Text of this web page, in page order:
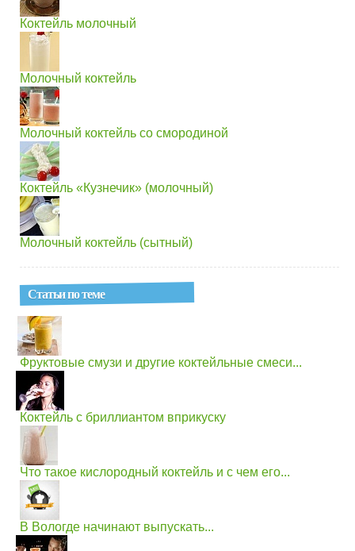
Коктейль молочный
Молочный коктейль
Молочный коктейль со смородиной
Коктейль «Кузнечик» (молочный)
Молочный коктейль (сытный)
Статьи по теме
Фруктовые смузи и другие коктейльные смеси...
Коктейль с бриллиантом вприкуску
Что такое кислородный коктейль и с чем его...
В Вологде начинают выпускать...